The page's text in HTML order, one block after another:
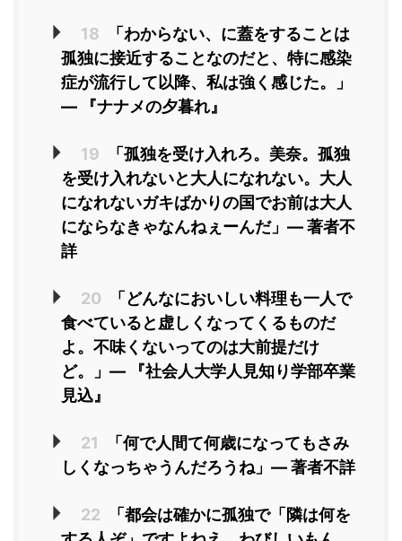
18
「わからない、に蓋をすることは
孤独に接近することなのだと、特に感染
症が流行して以降、私は強く感じた。」
― 『ナナメの夕暮れ』
19
「孤独を受け入れろ。美奈。孤独
を受け入れないと大人になれない。大人
になれないガキばかりの国でお前は大人
にならなきゃなんねぇーんだ」― 著者不
詳
20
「どんなにおいしい料理も一人で
食べていると虚しくなってくるものだ
よ。不味くないってのは大前提だけ
ど。」― 『社会人大学人見知り学部卒業
見込』
21
「何で人間て何歳になってもさみ
しくなっちゃうんだろうね」― 著者不詳
22
「都会は確かに孤独で「隣は何を